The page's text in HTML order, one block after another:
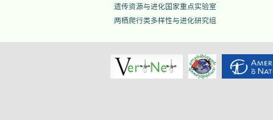
遗传资源与进化国家重点实验室
两栖爬行类多样性与进化研究组